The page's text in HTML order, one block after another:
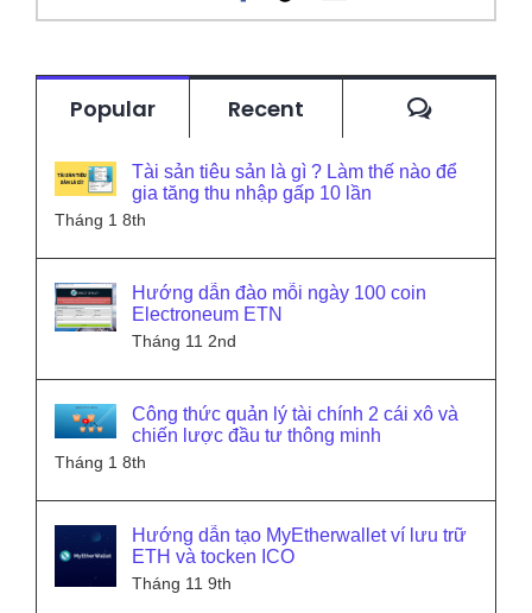
Popular Recent
Tài sản tiêu sản là gì ? Làm thế nào để
gia tăng thu nhập gấp 10 lần
Tháng 1 8th
Hướng dẫn đào mỗi ngày 100 coin
Electroneum ETN
Tháng 11 2nd
Công thức quản lý tài chính 2 cái xô và
chiến lược đầu tư thông minh
Tháng 1 8th
Hướng dẫn tạo MyEtherwallet ví lưu trữ
ETH và tocken ICO
Tháng 11 9th